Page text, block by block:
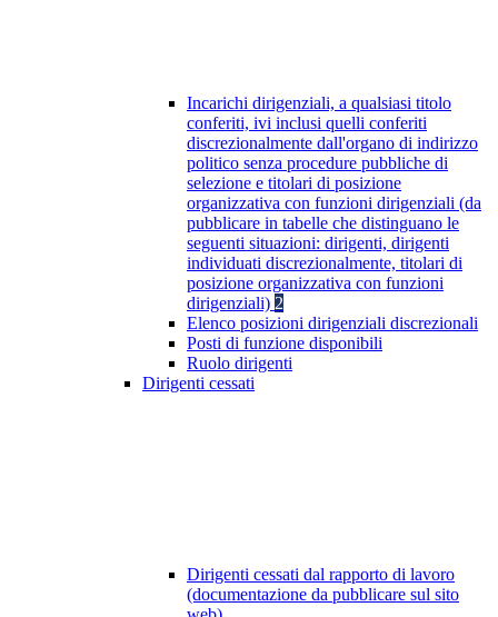
Incarichi dirigenziali, a qualsiasi titolo
conferiti, ivi inclusi quelli conferiti
discrezionalmente dall'organo di indirizzo
politico senza procedure pubbliche di
selezione e titolari di posizione
organizzativa con funzioni dirigenziali (da
pubblicare in tabelle che distinguano le
seguenti situazioni: dirigenti, dirigenti
individuati discrezionalmente, titolari di
posizione organizzativa con funzioni
dirigenziali) 2
Elenco posizioni dirigenziali discrezionali
Posti di funzione disponibili
Ruolo dirigenti
Dirigenti cessati
Dirigenti cessati dal rapporto di lavoro
(documentazione da pubblicare sul sito